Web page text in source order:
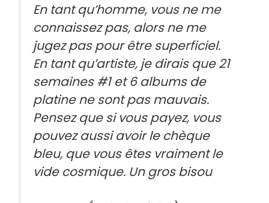
En tant qu’homme, vous ne me
connaissez pas, alors ne me
jugez pas pour être superficiel.
En tant qu’artiste, je dirais que 21
semaines #1 et 6 albums de
platine ne sont pas mauvais.
Pensez que si vous payez, vous
pouvez aussi avoir le chèque
bleu, que vous êtes vraiment le
vide cosmique. Un gros bisou